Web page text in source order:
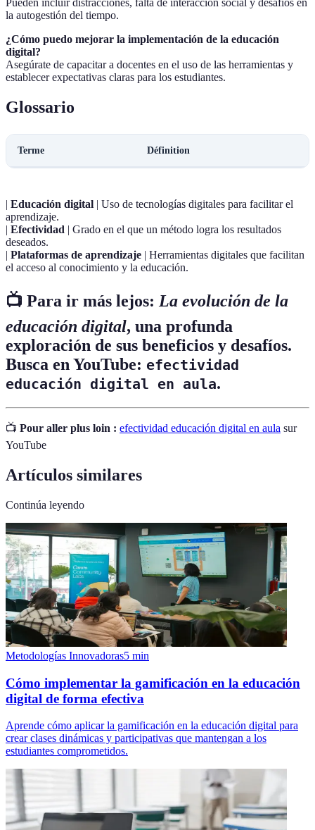
Pueden incluir distracciones, falta de interacción social y desafíos en
la autogestión del tiempo.
¿Cómo puedo mejorar la implementación de la educación
digital?
Asegúrate de capacitar a docentes en el uso de las herramientas y
establecer expectativas claras para los estudiantes.
Glossario
Terme Définition
| Educación digital | Uso de tecnologías digitales para facilitar el
aprendizaje.
| Efectividad | Grado en el que un método logra los resultados
deseados.
| Plataformas de aprendizaje | Herramientas digitales que facilitan
el acceso al conocimiento y la educación.
📺 Para ir más lejos: La evolución de la
educación digital, una profunda
exploración de sus beneficios y desafíos.
Busca en YouTube: efectividad
educación digital en aula.
📺 Pour aller plus loin : efectividad educación digital en aula sur
YouTube
Artículos similares
Continúa leyendo
Metodologías Innovadoras5 min
Cómo implementar la gamificación en la educación
digital de forma efectiva
Aprende cómo aplicar la gamificación en la educación digital para
crear clases dinámicas y participativas que mantengan a los
estudiantes comprometidos.